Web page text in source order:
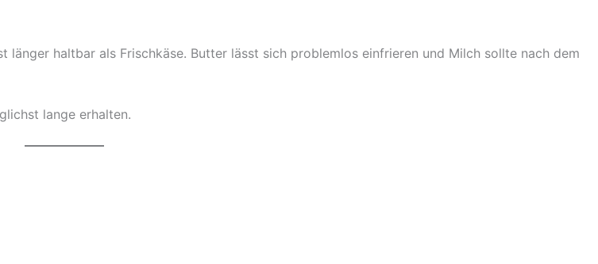
haltbar als Frischkäse. Butter lässt sich problemlos einfrieren und Milch sollte nach dem
lange erhalten.